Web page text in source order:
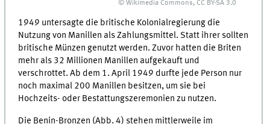
© Wikimedia Commons, CC BY-SA 3.0
1949 untersagte die britische Kolonialregierung die
Nutzung von Manillen als Zahlungsmittel. Statt ihrer sollten
britische Münzen genutzt werden. Zuvor hatten die Briten
mehr als 32 Millionen Manillen aufgekauft und
verschrottet. Ab dem 1. April 1949 durfte jede Person nur
noch maximal 200 Manillen besitzen, um sie bei
Hochzeits- oder Bestattungszeremonien zu nutzen.
Die Benin-Bronzen (Abb. 4) stehen mittlerweile im